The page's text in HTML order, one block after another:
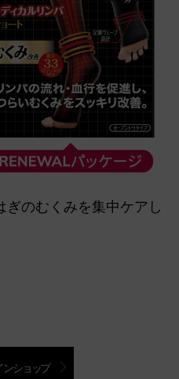
ぎのむくみを集中ケアし